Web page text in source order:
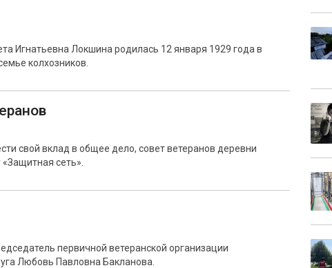
Игнатьевна Локшина родилась 12 января 1929 года в
колхозников.
свой вклад в общее дело, совет ветеранов деревни
сеть».
первичной ветеранской организации
Любовь Павловна Бакланова.